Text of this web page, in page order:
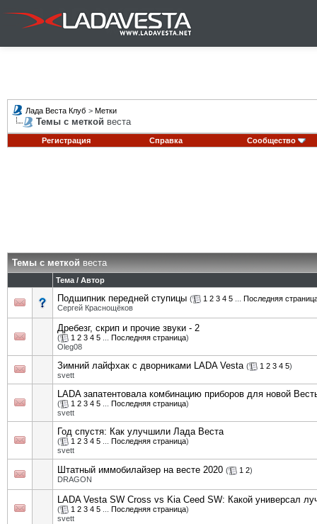
Лада Веста Клуб > Метки
Темы с меткой веста
Регистрация Справка Сообщество
Темы с меткойвеста
Тема / Автор
Подшипник передней ступицы ( 1 2 3 4 5
Последняя
Сергей Краснощёков
Дребезг, скрип и прочие звуки - 2
( 1 2 3 4 5 Последняя страница)
Oleg08
Зимний лайфхак с дворниками LADA Vesta ( 1 2 3 4 5)
svett
LADA запатентовала комбинацию приборов для новой
( 1 2 3 4 5 Последняя страница)
svett
Год спустя: Как улучшили Лада Веста
( 1 2 3 4 5 Последняя страница)
svett
Штатный иммобилайзер на весте 2020 ( 1 2)
DRAGON
LADA Vesta SW Cross vs Kia Ceed SW: Какой универсал
( 1 2 3 4 5 Последняя страница)
svett